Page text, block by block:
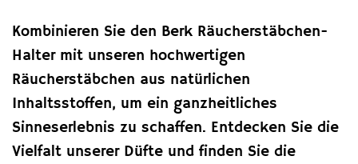
Kombinieren Sie den Berk Räucherstäbchen-
Halter mit unseren hochwertigen
Räucherstäbchen aus natürlichen
Inhaltsstoffen, um ein ganzheitliches
Sinneserlebnis zu schaffen. Entdecken Sie die
Vielfalt unserer Düfte und finden Sie die